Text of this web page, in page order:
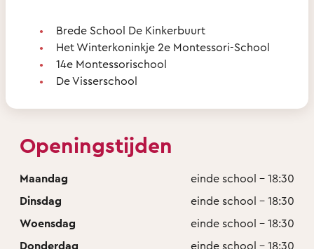
Brede School De Kinkerbuurt
Het Winterkoninkje 2e Montessori-School
14e Montessorischool
De Visserschool
Openingstijden
Maandag
einde school - 18:30
Dinsdag
einde school - 18:30
Woensdag
einde school - 18:30
Donderdag
einde school - 18:30